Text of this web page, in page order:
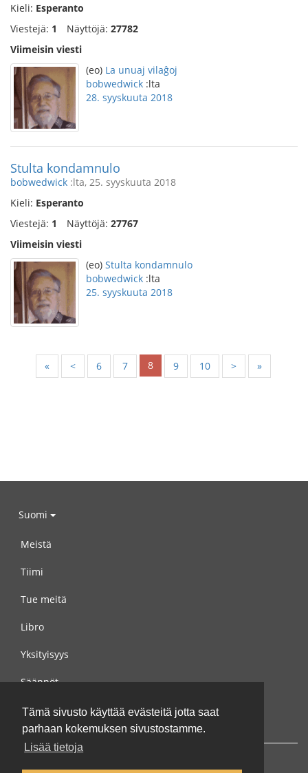
Tämä sivusto käyttää evästeitä jotta saat
parhaan kokemuksen sivustostamme.
Lisää tietoja
Kieli: Esperanto
Viestejä: 1 Näyttöjä: 27782
Viimeisin viesti
(eo) La unuaj vilaĝoj
bobwedwick :lta
28. syyskuuta 2018
Stulta kondamnulo
bobwedwick :lta, 25. syyskuuta 2018
Kieli: Esperanto
Viestejä: 1 Näyttöjä: 27767
Viimeisin viesti
(eo) Stulta kondamnulo
bobwedwick :lta
25. syyskuuta 2018
« < 6 7 8 9 10 > »
Suomi
Meistä
Tiimi
Tue meitä
Libro
Yksityisyys
Säännöt
Ota yhteyttä meihin